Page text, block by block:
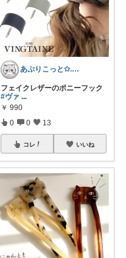
あぷりこっと✩.*˚100%ROOM経由
フェイクレザーのポニーフック
#ヴァ ...
￥ 990
0 0 13
コレ いいね